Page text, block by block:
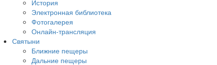
История
Электронная библиотека
Фотогалерея
Онлайн-трансляция
Святыни
Ближние пещеры
Дальние пещеры